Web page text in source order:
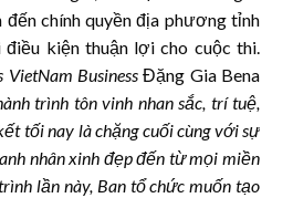
đến chính quyền địa phương tỉnh
kiện thuận lợi cho cuộc thi.
VietNam Business Đặng Gia Bena
trình tôn vinh nhan sắc, trí tuệ,
tối nay là chặng cuối cùngvới sự
nhân xinh đẹp đến từ mọi miền
lần này, Ban tổ chức muốn tạo